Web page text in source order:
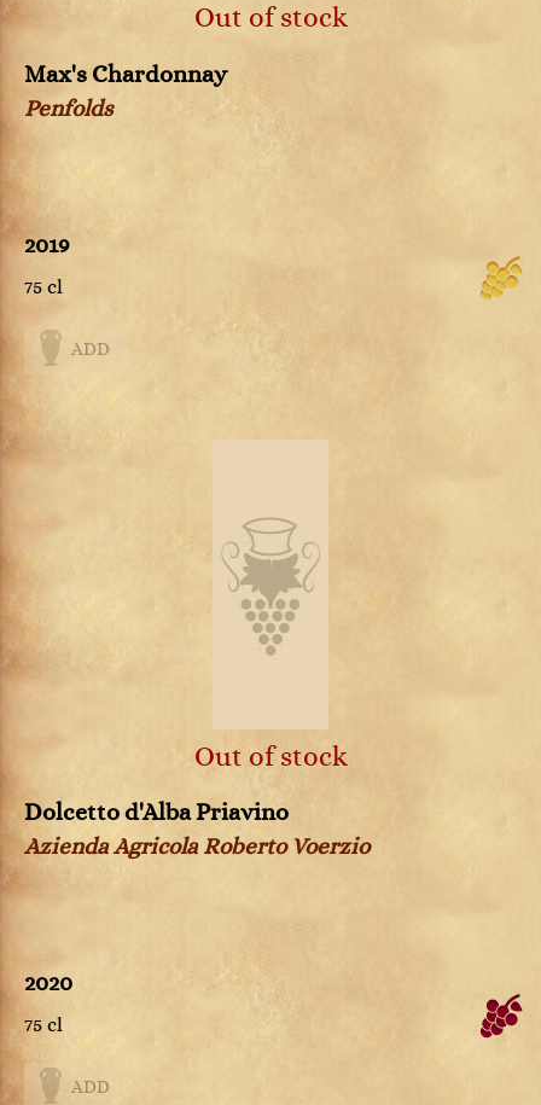
Out of stock
Max's Chardonnay
Penfolds
2019
75 cl
ADD
Out of stock
Dolcetto d'Alba Priavino
Azienda Agricola Roberto Voerzio
2020
75 cl
ADD